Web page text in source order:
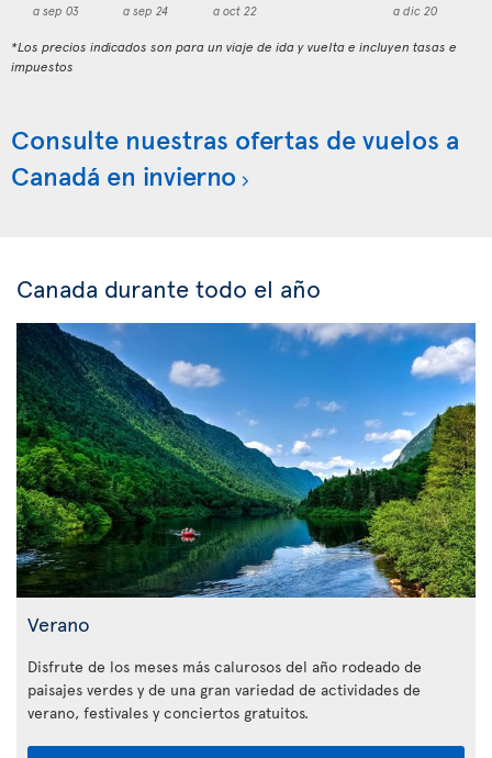
a sep 03
a sep 24
a oct 22
a dic 20
*Los precios indicados son para un viaje de ida y vuelta e incluyen tasas e
impuestos
Consulte nuestras ofertas de vuelos a
Canadá en invierno
Canada durante todo el año
Verano
Disfrute de los meses más calurosos del año rodeado de
paisajes verdes y de una gran variedad de actividades de
verano, festivales y conciertos gratuitos.